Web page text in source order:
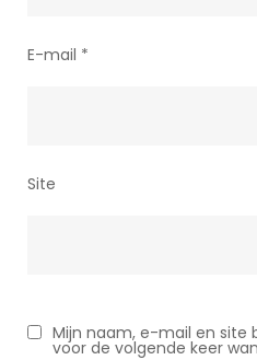
E-mail *
Site
Mijn naam, e-mail en site
voor de volgende keer